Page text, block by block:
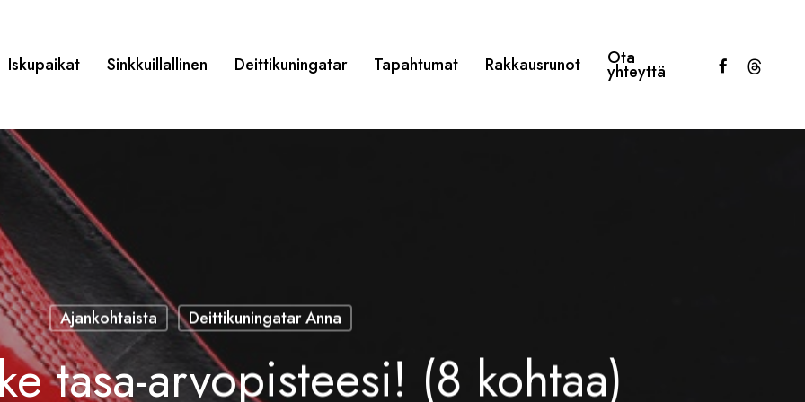
Iskupaikat Sinkkuillallinen Deittikuningatar Tapahtumat Rakkausrunot Ota
yhteyttä facebookthreads
Ajankohtaista Deittikuningatar Anna
tasa-arvopisteesi! (8 kohtaa)